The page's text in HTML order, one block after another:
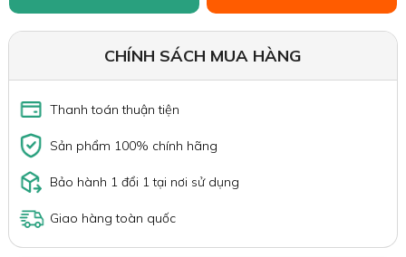
CHÍNH SÁCH MUA HÀNG
Thanh toán thuận tiện
Sản phẩm 100% chính hãng
Bảo hành 1 đổi 1 tại nơi sử dụng
Giao hàng toàn quốc